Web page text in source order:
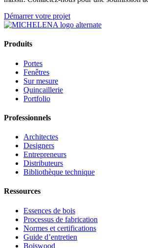
Démarrer votre projet
Produits
Portes
Fenêtres
Sur mesure
Quincaillerie
Portfolio
Professionnels
Architectes
Designers
Entrepreneurs
Distributeurs
Bibliothèque technique
Ressources
Essences de bois
Processus de fabrication
Normes et certifications
Guide d’entretien
Boiswood